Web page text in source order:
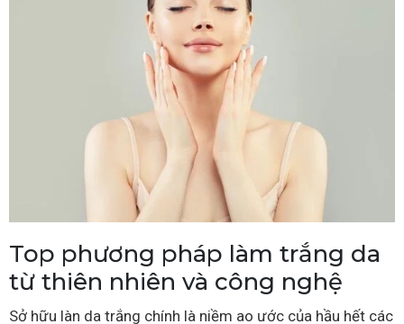
Top phương pháp làm trắng da
từ thiên nhiên và công nghệ
Sở hữu làn da trắng chính là niềm ao ước của hầu hết các